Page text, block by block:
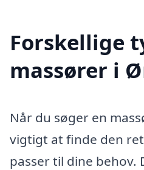
Forskellige
massører i
Når du søger en
vigtigt at finde den
passer til dine behov.